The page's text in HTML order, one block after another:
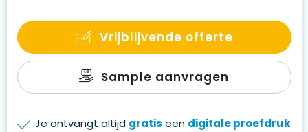
Vrijblijvende offerte
Sample aanvragen
Je ontvangt altijd gratis een digitale proefdruk